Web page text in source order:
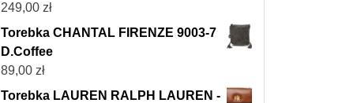
249,00 zł
Torebka CHANTAL FIRENZE 9003-7
D.Coffee
89,00 zł
Torebka LAUREN RALPH LAUREN -